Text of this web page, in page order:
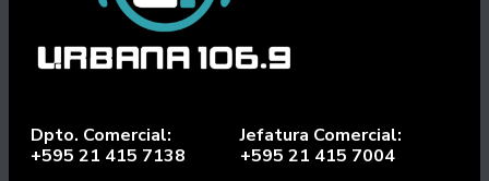
Dpto. Comercial:
+595 21 415 7138
Jefatura Comercial:
+595 21 415 7004